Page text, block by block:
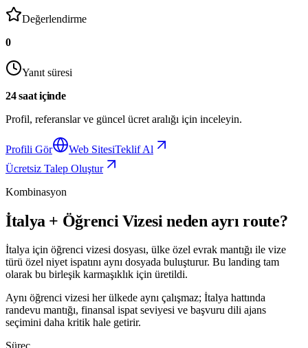
Değerlendirme
0
Yanıt süresi
24 saat içinde
Profil, referanslar ve güncel ücret aralığı için inceleyin.
Profili Gör Web SitesiTeklif Al
Ücretsiz Talep Oluştur
Kombinasyon
İtalya + Öğrenci Vizesi neden ayrı route?
İtalya için öğrenci vizesi dosyası, ülke özel evrak mantığı ile vize
türü özel niyet ispatını aynı dosyada buluşturur. Bu landing tam
olarak bu birleşik karmaşıklık için üretildi.
Aynı öğrenci vizesi her ülkede aynı çalışmaz; İtalya hattında
randevu mantığı, finansal ispat seviyesi ve başvuru dili ajans
seçimini daha kritik hale getirir.